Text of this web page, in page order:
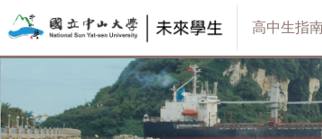
跳
到
主
內
容
高中生指